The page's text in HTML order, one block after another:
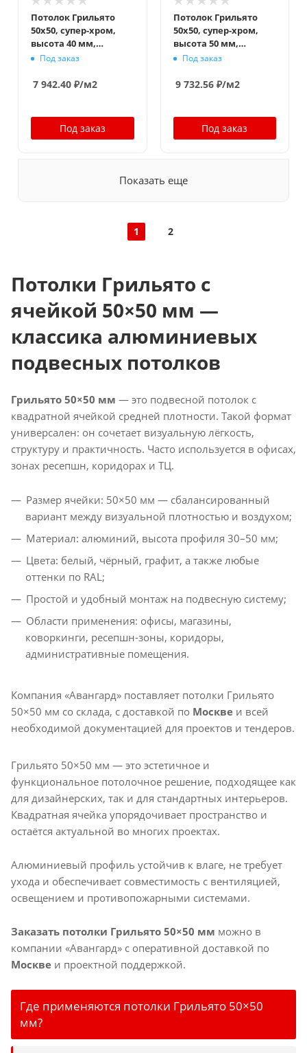
Потолок Грильято
50x50, супер-хром,
высота 40 мм,
ширина 10 мм
Под заказ
7 942.40 ₽/м2
Под заказ
Потолок Грильято
50x50, супер-хром,
высота 50 мм,
ширина 10 мм
Под заказ
9 732.56₽/м2
Под заказ
Показать еще
1 2
Потолки Грильято с
ячейкой 50×50 мм —
классика алюминиевых
подвесных потолков
Грильято 50×50 мм — это подвесной потолок с
квадратной ячейкой средней плотности. Такой формат
универсален: он сочетает визуальную лёгкость,
структуру и практичность. Часто используется в офисах,
зонах ресепшн, коридорах и ТЦ.
Размер ячейки: 50×50 мм — сбалансированный
вариант между визуальной плотностью и воздухом;
Материал: алюминий, высота профиля 30–50 мм;
Цвета: белый, чёрный, графит, а также любые
оттенки по RAL;
Простой и удобный монтаж на подвесную систему;
Области применения: офисы, магазины,
коворкинги, ресепшн-зоны, коридоры,
административные помещения.
Компания «Авангард» поставляет потолки Грильято
50×50 мм со склада, с доставкой по Москве и всей
необходимой документацией для проектов и тендеров.
Грильято 50×50 мм — это эстетичное и
функциональное потолочное решение, подходящее как
для дизайнерских, так и для стандартных интерьеров.
Квадратная ячейка упорядочивает пространство и
остаётся актуальной во многих проектах.
Алюминиевый профиль устойчив к влаге, не требует
ухода и обеспечивает совместимость с вентиляцией,
освещением и противопожарными системами.
Заказать потолки Грильято 50×50 мм можно в
компании «Авангард» с оперативной доставкой по
Москве и проектной поддержкой.
Где применяются потолки Грильято 50×50
мм?